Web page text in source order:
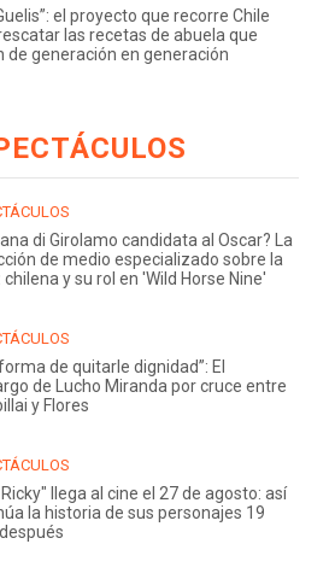
el proyecto que recorre Chile
las recetas de abuela que
de generación en generación
di Girolamo candidata al Oscar? La
de medio especializado sobre la
y su rol en 'Wild Horse Nine'
de quitarle dignidad”: El
de Lucho Miranda por cruce entre
y Flores
llega al cine el 27 de agosto: así
la historia de sus personajes 19